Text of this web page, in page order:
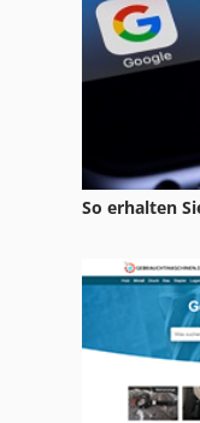
So erhalten